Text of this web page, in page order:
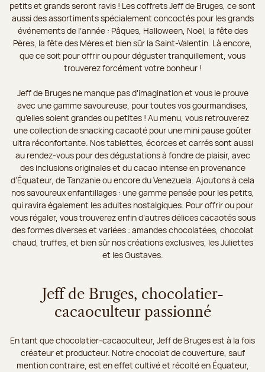
petits et grands seront ravis ! Les coffrets Jeff de Bruges, ce sont
aussi des assortiments spécialement concoctés pour les grands
événements de l’année : Pâques, Halloween, Noël, la fête des
Pères, la fête des Mères et bien sûr la Saint-Valentin. Là encore,
que ce soit pour offrir ou pour déguster tranquillement, vous
trouverez forcément votre bonheur !
Jeff de Bruges ne manque pas d’imagination et vous le prouve
avec une gamme savoureuse, pour toutes vos gourmandises,
qu’elles soient grandes ou petites ! Au menu, vous retrouverez
une collection de snacking cacaoté pour une mini pause goûter
ultra réconfortante. Nos tablettes, écorces et carrés sont aussi
au rendez-vous pour des dégustations à fondre de plaisir, avec
des inclusions originales et du cacao intense en provenance
d’Équateur, de Tanzanie ou encore du Venezuela. Ajoutons à cela
nos savoureux enfantillages : une gamme pensée pour les petits,
qui ravira également les adultes nostalgiques. Pour offrir ou pour
vous régaler, vous trouverez enfin d’autres délices cacaotés sous
des formes diverses et variées : amandes chocolatées, chocolat
chaud, truffes, et bien sûr nos créations exclusives, les Juliettes
et les Gustaves.
Jeff de Bruges, chocolatier-
cacaoculteur passionné
En tant que chocolatier-cacaoculteur, Jeff de Bruges est à la fois
créateur et producteur. Notre chocolat de couverture, sauf
mention contraire, est en effet cultivé et récolté en Équateur,